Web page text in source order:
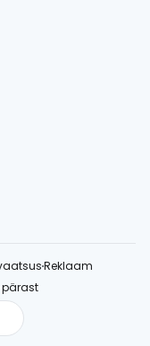
Reklaam
pärast